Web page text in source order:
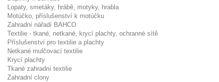
Lopaty, smetáky, hrábě, motyky, hrabla
Motúčko, příslušenství k motúčku
Zahradní nářadí BAHCO
Textilie - tkané, netkané, krycí plachty, ochranné sítě
Příslušenství pro textilie a plachty
Netkané mulčovací textilie
Krycí plachty
Tkané zahradní textilie
Zahradní clony